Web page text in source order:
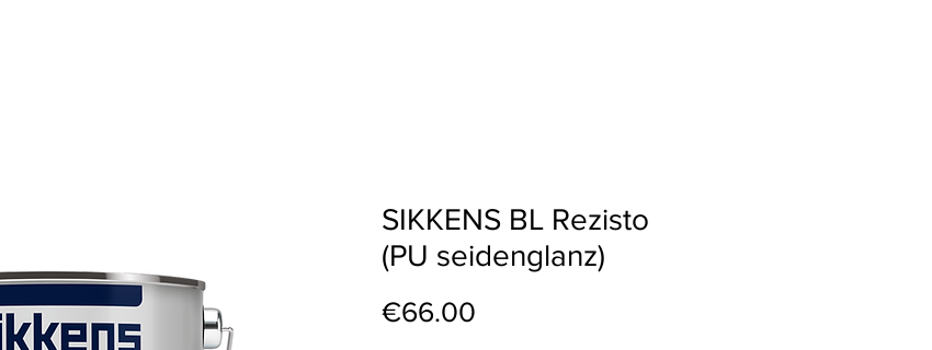
SIKKENS BL Rezisto
(PU seidenglanz)
€66.00